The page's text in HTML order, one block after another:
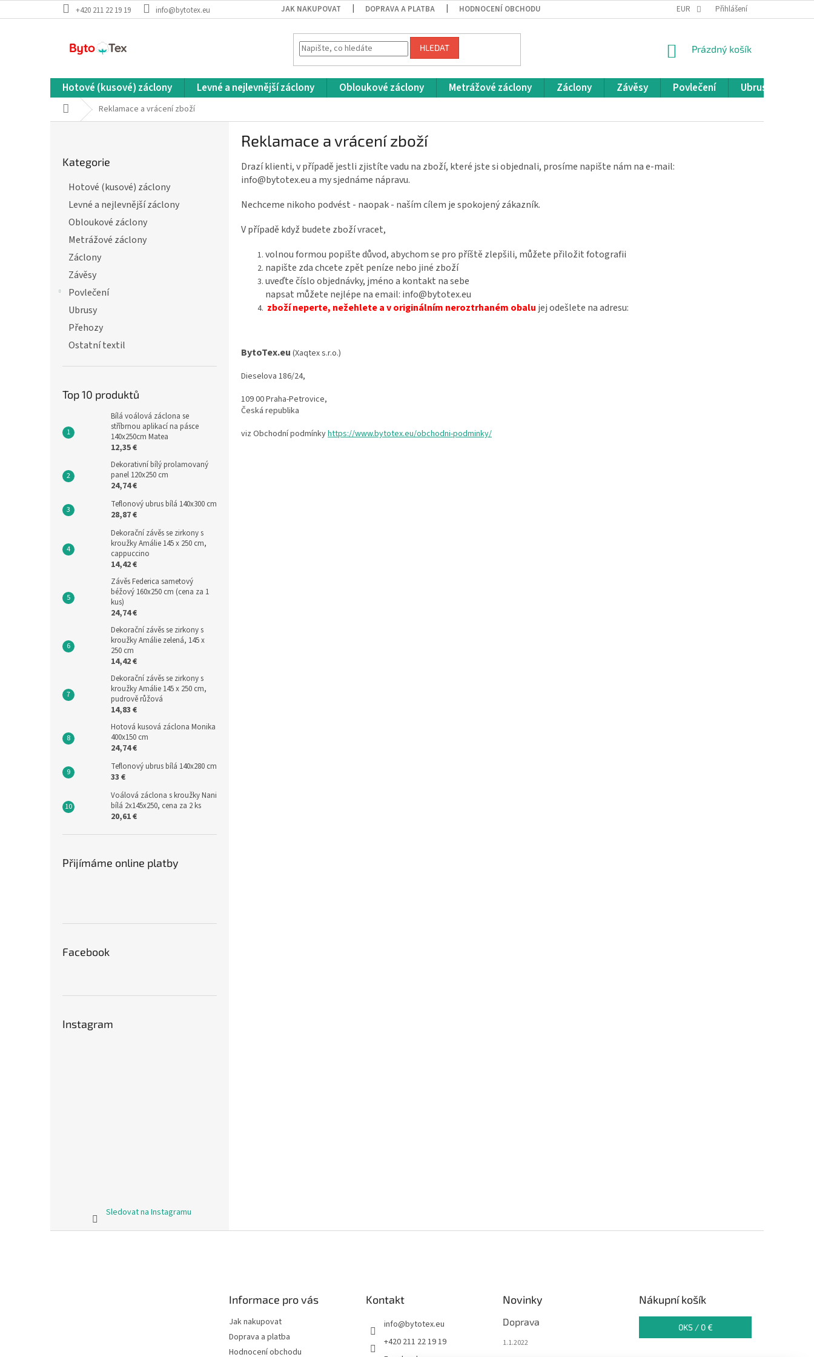
na
+420 211 22 19 19 info@bytotex.eu JAK NAKUPOVAT DOPRAVA A PLATBA HODNOCENÍ OBCHODU OBCHODNÍ PODMÍNKY
EUR Přihlášení
HLEDAT
NÁKUPNÍ
Prázdný košík
Hotové (kusové) záclony Levné a nejlevnější záclony Obloukové záclony Metrážové záclony Záclony Závěsy Povlečení Ubrusy
Domů Reklamace a vrácení zboží
kategorie
Kategorie
Hotové (kusové) záclony
Levné a nejlevnější záclony
Obloukové záclony
Metrážové záclony
Záclony
Závěsy
Povlečení
Ubrusy
Přehozy
Ostatní textil
Top 10 produktů
Bílá voálová záclona se
stříbrnou aplikací na pásce
140x250cm Matea
12,35 €
Dekorativní bílý prolamovaný
panel 120x250 cm
24,74 €
Teflonový ubrus bílá 140x300 cm
28,87 €
Dekorační závěs se zirkony s
kroužky Amálie 145 x 250 cm,
cappuccino
14,42 €
Závěs Federica sametový
béžový 160x250 cm (cena za 1
kus)
24,74 €
Dekorační závěs se zirkony s
kroužky Amálie zelená, 145 x
250 cm
14,42 €
Dekorační závěs se zirkony s
kroužky Amálie 145 x 250 cm,
pudrově růžová
14,83 €
Hotová kusová záclona Monika
400x150 cm
24,74 €
Teflonový ubrus bílá 140x280 cm
33 €
Voálová záclona s kroužky Nani
bílá 2x145x250, cena za 2 ks
20,61 €
Přijímáme online platby
Facebook
Instagram
Sledovat na Instagramu
Reklamace a vrácení zboží
Drazí klienti, v případě jestli zjistíte vadu na zboží, které jste si objednali, prosíme napište nám na e-mail:
info@bytotex.eu a my sjednáme nápravu.
Nechceme nikoho podvést - naopak - naším cílem je spokojený zákazník.
V případě když budete zboží vracet,
volnou formou popište důvod, abychom se pro příště zlepšili, můžete přiložit fotografii
napište zda chcete zpět peníze nebo jiné zboží
uveďte číslo objednávky, jméno a kontakt na sebe
napsat můžete nejlépe na email: info@bytotex.eu
zbožíneperte, nežehlete a v originálním neroztrhaném obalu jej odešlete na adresu:
BytoTex.eu (Xaqtex s.r.o.)
Dieselova 186/24,
109 00 Praha-Petrovice,
Česká republika
viz Obchodní podmínkyhttps://www.bytotex.eu/obchodni-podminky/
Informace pro vás
Jak nakupovat
Doprava a platba
Hodnocení obchodu
Kontakt
info@bytotex.eu
+420 211 22 19 19
Novinky
Doprava
1.1.2022
Nákupní košík
0KS / 0 €